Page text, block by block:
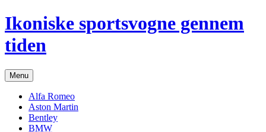
Hop
til
indhold
Ikoniske sportsvogne gennem
tiden
Menu
Alfa Romeo
Aston Martin
Bentley
BMW